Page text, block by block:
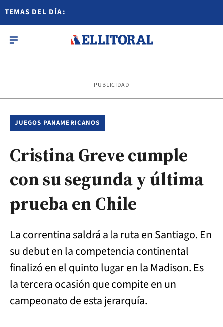
TEMAS DEL DÍA:
PUBLICIDAD
JUEGOS PANAMERICANOS
Cristina Greve cumple
con su segunda y última
prueba en Chile
La correntina saldrá a la ruta en Santiago. En
su debut en la competencia continental
finalizó en el quinto lugar en la Madison. Es
la tercera ocasión que compite en un
campeonato de esta jerarquía.